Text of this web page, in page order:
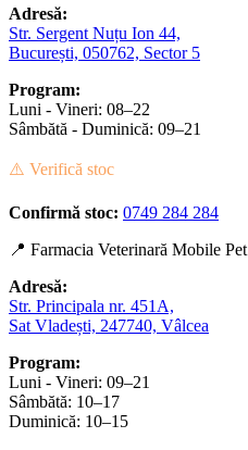
Adresă:
Str. Sergent Nuțu Ion 44,
București, 050762, Sector 5
Program:
Luni - Vineri: 08–22
Sâmbătă - Duminică: 09–21
⚠️ Verifică stoc
Confirmă stoc: 0749 284 284
📍 Farmacia Veterinară Mobile Pet
Adresă:
Str. Principala nr. 451A,
Sat Vladești, 247740, Vâlcea
Program:
Luni - Vineri: 09–21
Sâmbătă: 10–17
Duminică: 10–15